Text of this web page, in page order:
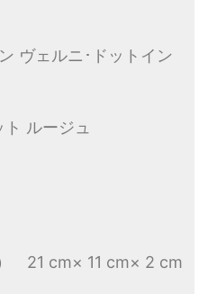
ヴェルニ･ドットイン
ルージュ
21 cm× 11 cm× 2 cm